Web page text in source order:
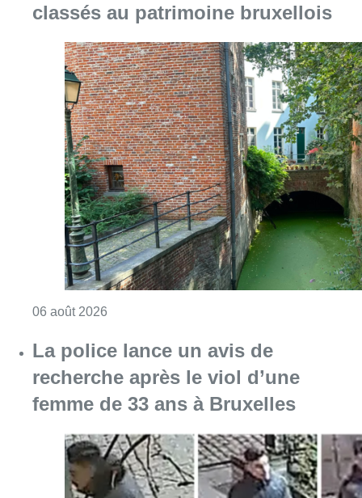
classés au patrimoine bruxellois
06 août 2026
La police lance un avis de
recherche après le viol d’une
femme de 33 ans à Bruxelles